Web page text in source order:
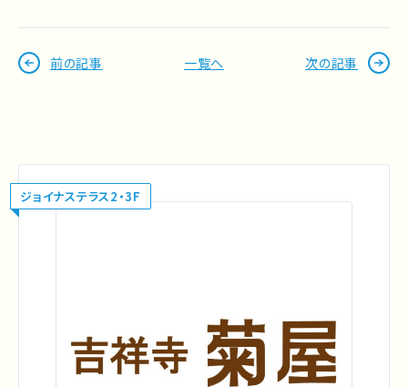
前の記事 一覧へ 次の記事
ジョイナステラス2・3F